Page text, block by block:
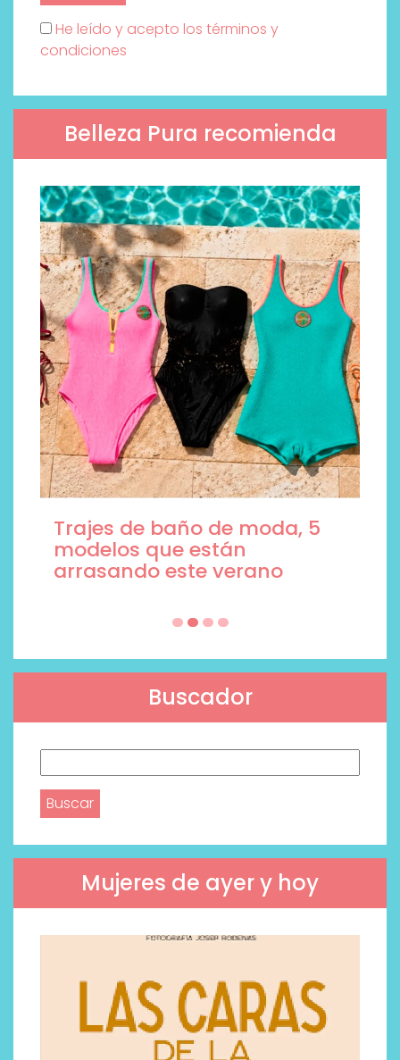
He leído y acepto los términos y
condiciones
Belleza Pura recomienda
Trajes de baño de moda, 5
modelos que están
arrasando este verano
Buscador
Mujeres de ayer y hoy